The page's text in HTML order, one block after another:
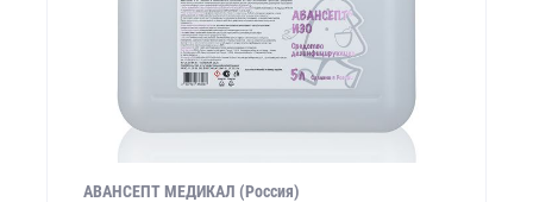
АВАНСЕПТ МЕДИКАЛ (Россия)